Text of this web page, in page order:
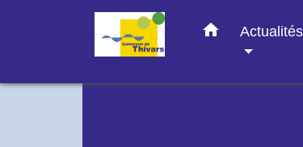
home Actualités